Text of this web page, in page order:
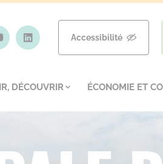
Accessibilité
DÉCOUVRIR ÉCONOMIE ET